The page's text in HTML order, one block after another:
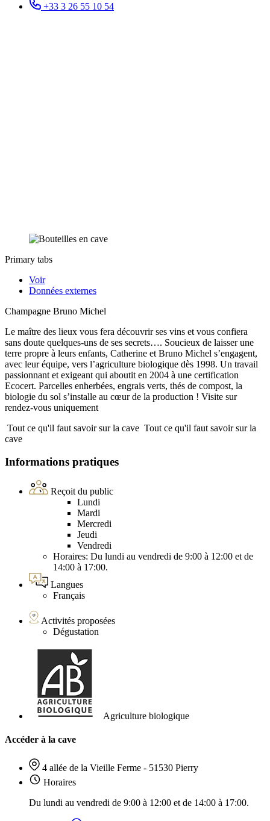
+33 3 26 55 10 54
Primary tabs
Voir
Données externes
Champagne Bruno Michel
Le maître des lieux vous fera découvrir ses vins et vous confiera
sans doute quelques-uns de ses secrets…. Soucieux de laisser une
terre propre à leurs enfants, Catherine et Bruno Michel s’engagent,
avec leur équipe, vers l’agriculture biologique dès 1998. Un travail
passionnant et exigeant qui aboutit en 2004 à une certification
Ecocert. Parcelles enherbées, engrais verts, thés de compost, la
biologie du sol s’installe au cœur de la production ! Visite sur
rendez-vous uniquement
Tout ce qu'il faut savoir sur la cave Tout ce qu'il faut savoir sur la
cave
Informations pratiques
Reçoit du public
Lundi
Mardi
Mercredi
Jeudi
Vendredi
Horaires: Du lundi au vendredi de 9:00 à 12:00 et de
14:00 à 17:00.
Langues
Français
Activités proposées
Dégustation
Agriculture biologique
Accéder à la cave
4 allée de la Vieille Ferme - 51530 Pierry
Horaires
Du lundi au vendredi de 9:00 à 12:00 et de 14:00 à 17:00.